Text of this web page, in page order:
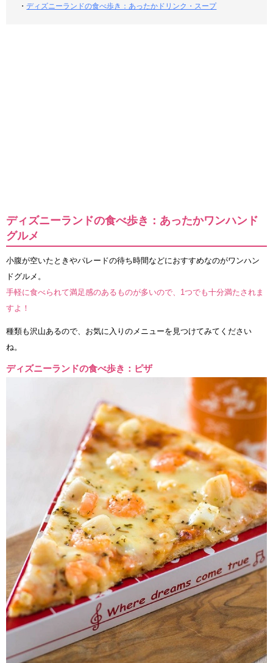
・ディズニーランドの食べ歩き：あったかドリンク・スープ
ディズニーランドの食べ歩き：あったかワンハンド
グルメ
小腹が空いたときやパレードの待ち時間などにおすすめなのがワンハン
ドグルメ。
手軽に食べられて満足感のあるものが多いので、1つでも十分満たされま
すよ！
種類も沢山あるので、お気に入りのメニューを見つけてみてください
ね。
ディズニーランドの食べ歩き：ピザ